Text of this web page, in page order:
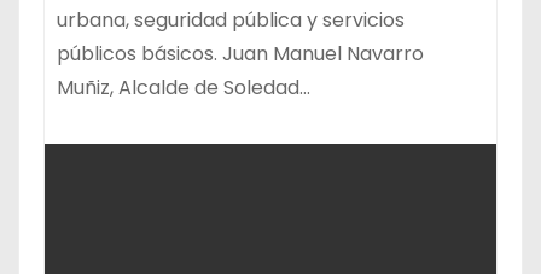
urbana, seguridad pública y servicios
públicos básicos. Juan Manuel Navarro
Muñiz, Alcalde de Soledad…